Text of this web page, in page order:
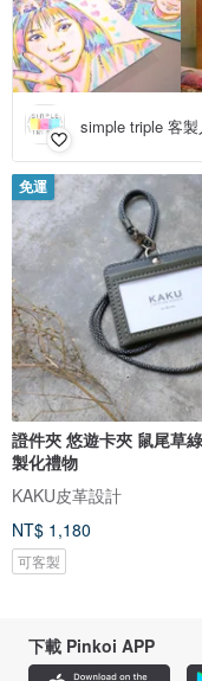
simple triple 客
免運
證件夾 悠遊卡夾 鼠尾草綠/
製化禮物
KAKU皮革設計
NT$ 1,180
可客製
下載 Pinkoi APP